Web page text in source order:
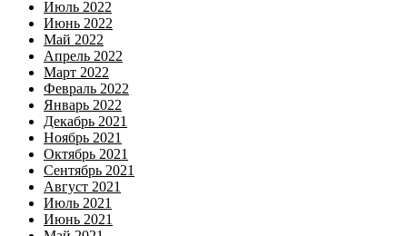
Июль 2022
Июнь 2022
Май 2022
Апрель 2022
Март 2022
Февраль 2022
Январь 2022
Декабрь 2021
Ноябрь 2021
Октябрь 2021
Сентябрь 2021
Август 2021
Июль 2021
Июнь 2021